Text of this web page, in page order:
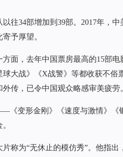
34部增加到39部。2017年，中
予厚望。
面，去年中国票房最高的15部
大战》《X战警》等都收获不俗
传，已令中国观众略感审美疲劳
《变形金刚》《速度与激情》《
称为“无休止的模仿秀”。他指